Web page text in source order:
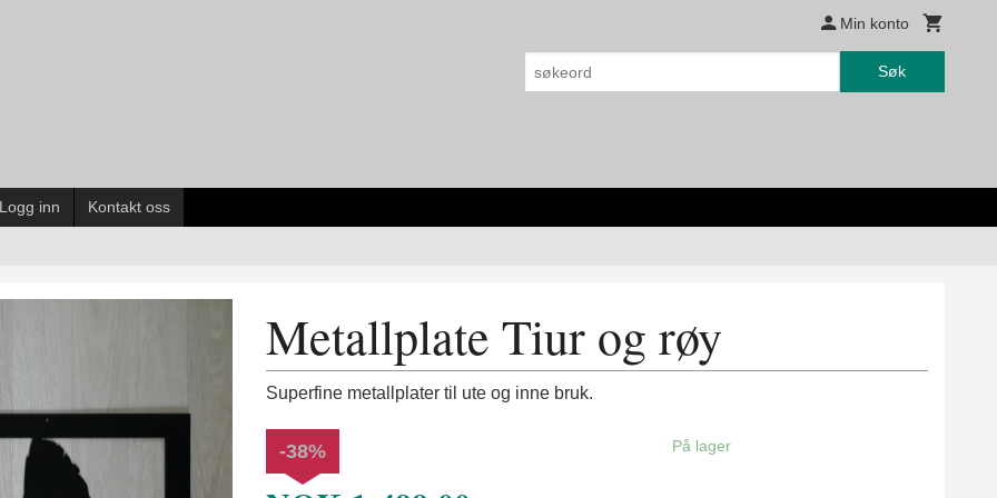
Min konto
Søk
Logg inn Kontakt oss
Metallplate Tiur og røy
Superfine metallplater til ute og inne bruk.
-38% På lager